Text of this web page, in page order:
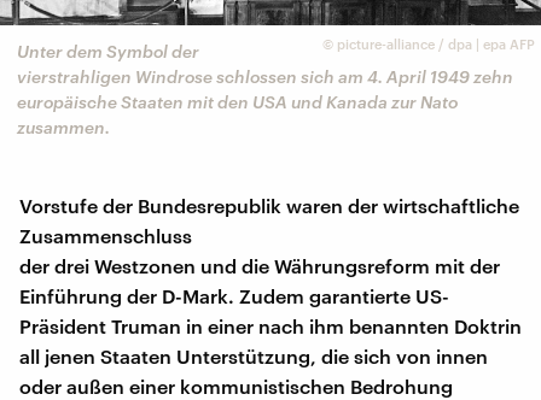
© picture-alliance / dpa | epa AFP
Unter dem Symbol der
vierstrahligen Windrose schlossen sich am 4. April 1949 zehn
europäische Staaten mit den USA und Kanada zur Nato
zusammen.
Vorstufe der Bundesrepublik waren der wirtschaftliche
Zusammenschluss
der drei Westzonen und die Währungsreform mit der
Einführung der D-Mark. Zudem garantierte US-
Präsident Truman in einer nach ihm benannten Doktrin
all jenen Staaten Unterstützung, die sich von innen
oder außen einer kommunistischen Bedrohung